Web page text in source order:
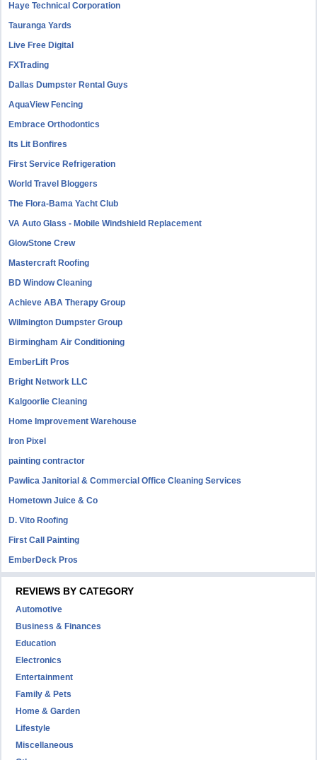
Haye Technical Corporation
Tauranga Yards
Live Free Digital
FXTrading
Dallas Dumpster Rental Guys
AquaView Fencing
Embrace Orthodontics
Its Lit Bonfires
First Service Refrigeration
World Travel Bloggers
The Flora-Bama Yacht Club
VA Auto Glass - Mobile Windshield Replacement
GlowStone Crew
Mastercraft Roofing
BD Window Cleaning
Achieve ABA Therapy Group
Wilmington Dumpster Group
Birmingham Air Conditioning
EmberLift Pros
Bright Network LLC
Kalgoorlie Cleaning
Home Improvement Warehouse
Iron Pixel
painting contractor
Pawlica Janitorial & Commercial Office Cleaning Services
Hometown Juice & Co
D. Vito Roofing
First Call Painting
EmberDeck Pros
REVIEWS BY CATEGORY
Automotive
Business & Finances
Education
Electronics
Entertainment
Family & Pets
Home & Garden
Lifestyle
Miscellaneous